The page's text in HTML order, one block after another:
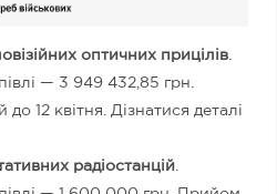
оптичних прицілів
— 3 949 432,85 грн.
12 квітня. Дізнатися деталі
радіостанцій